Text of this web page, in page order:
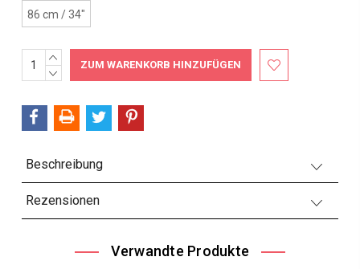
86 cm / 34"
Aktueller
Bestand:
MENGE
ERHÖHEN:
MENGE
Beschreibung
Rezensionen
Verwandte Produkte